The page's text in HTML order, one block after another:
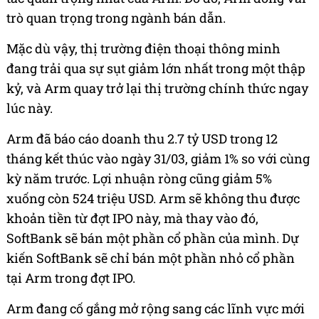
trò quan trọng trong ngành bán dẫn.
Mặc dù vậy, thị trường điện thoại thông minh
đang trải qua sự sụt giảm lớn nhất trong một thập
kỷ, và Arm quay trở lại thị trường chính thức ngay
lúc này.
Arm đã báo cáo doanh thu 2.7 tỷ USD trong 12
tháng kết thúc vào ngày 31/03, giảm 1% so với cùng
kỳ năm trước. Lợi nhuận ròng cũng giảm 5%
xuống còn 524 triệu USD. Arm sẽ không thu được
khoản tiền từ đợt IPO này, mà thay vào đó,
SoftBank sẽ bán một phần cổ phần của mình. Dự
kiến SoftBank sẽ chỉ bán một phần nhỏ cổ phần
tại Arm trong đợt IPO.
Arm đang cố gắng mở rộng sang các lĩnh vực mới